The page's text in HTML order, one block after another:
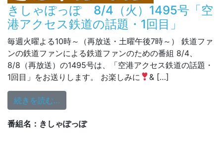
きしゃぽっぽ 8/4（火）1495号「空
港アクセス鉄道の話題・1回目」
毎週火曜よる10時～（再放送・土曜午後7時～） 鉄道ファ
ンの鉄道ファンによる鉄道ファンのための番組 8/4、
8/8（再放送）の1495号は、「空港アクセス鉄道の話題・
1回目」をお送りします。 お楽しみに
& […]
続きを読む…
番組名：きしゃぽっぽ